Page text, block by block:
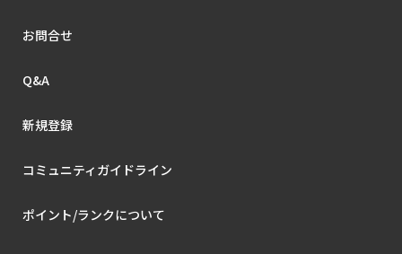
お問合せ
Q&A
新規登録
コミュニティガイドライン
ポイント/ランクについて